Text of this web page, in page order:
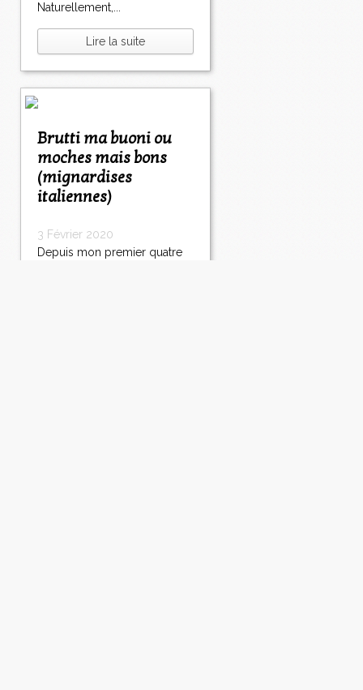
Naturellement,...
Lire la suite
Brutti ma buoni ou
moches mais bons
(mignardises
italiennes)
3 Février 2020
Depuis mon premier quatre